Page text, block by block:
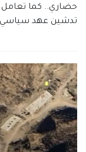
حضاري.. كما
تدشين عهد سياسي